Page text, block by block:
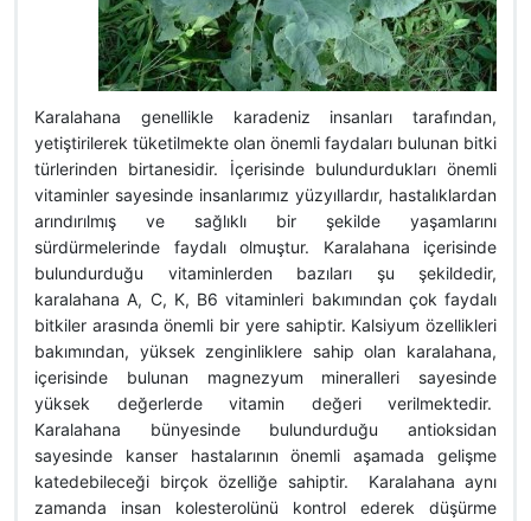
Karalahana genellikle karadeniz insanları tarafından,
yetiştirilerek tüketilmekte olan önemli faydaları bulunan bitki
türlerinden birtanesidir. İçerisinde bulundurdukları önemli
vitaminler sayesinde insanlarımız yüzyıllardır, hastalıklardan
arındırılmış ve sağlıklı bir şekilde yaşamlarını
sürdürmelerinde faydalı olmuştur. Karalahana içerisinde
bulundurduğu vitaminlerden bazıları şu şekildedir,
karalahana A, C, K, B6 vitaminleri bakımından çok faydalı
bitkiler arasında önemli bir yere sahiptir. Kalsiyum özellikleri
bakımından, yüksek zenginliklere sahip olan karalahana,
içerisinde bulunan magnezyum mineralleri sayesinde
yüksek değerlerde vitamin değeri verilmektedir.
Karalahana bünyesinde bulundurduğu antioksidan
sayesinde kanser hastalarının önemli aşamada gelişme
katedebileceği birçok özelliğe sahiptir. Karalahana aynı
zamanda insan kolesterolünü kontrol ederek düşürme